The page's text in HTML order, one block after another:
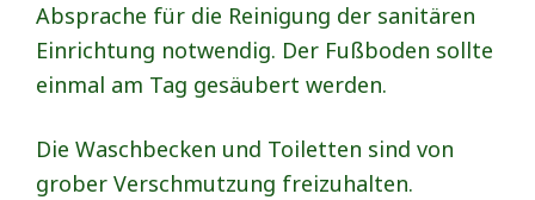
Absprache für die Reinigung der sanitären
Einrichtung notwendig. Der Fußboden sollte
einmal am Tag gesäubert werden.
Die Waschbecken und Toiletten sind von
grober Verschmutzung freizuhalten.